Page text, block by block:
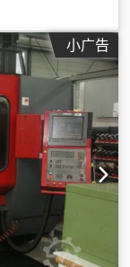
小广告